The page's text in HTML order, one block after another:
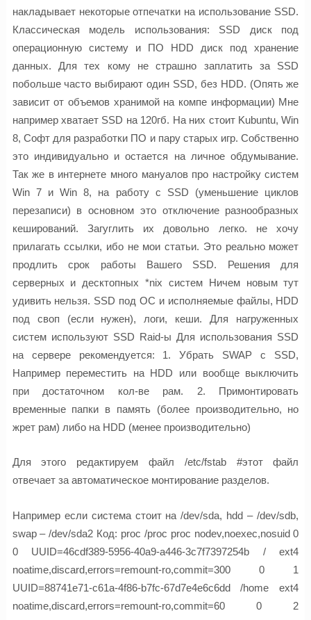
накладывает некоторые отпечатки на использование SSD.
Классическая модель использования: SSD диск под
операционную систему и ПО HDD диск под хранение
данных. Для тех кому не страшно заплатить за SSD
побольше часто выбирают один SSD, без HDD. (Опять же
зависит от объемов хранимой на компе информации) Мне
например хватает SSD на 120гб. На них стоит Kubuntu, Win
8, Софт для разработки ПО и пару старых игр. Собственно
это индивидуально и остается на личное обдумывание.
Так же в интернете много мануалов про настройку систем
Win 7 и Win 8, на работу с SSD (уменьшение циклов
перезаписи) в основном это отключение разнообразных
кеширований. Загуглить их довольно легко. не хочу
прилагать ссылки, ибо не мои статьи. Это реально может
продлить срок работы Вашего SSD. Решения для
серверных и десктопных *nix систем Ничем новым тут
удивить нельзя. SSD под ОС и исполняемые файлы, HDD
под своп (если нужен), логи, кеши. Для нагруженных
систем используют SSD Raid-ы Для использования SSD
на сервере рекомендуется: 1. Убрать SWAP с SSD,
Например переместить на HDD или вообще выключить
при достаточном кол-ве рам. 2. Примонтировать
временные папки в память (более производительно, но
жрет рам) либо на HDD (менее производительно)
Для этого редактируем файл /etc/fstab #этот файл
отвечает за автоматическое монтирование разделов.
Например если система стоит на /dev/sda, hdd – /dev/sdb,
swap – /dev/sda2 Код: proc /proc proc nodev,noexec,nosuid 0
0 UUID=46cdf389-5956-40a9-a446-3c7f7397254b / ext4
noatime,discard,errors=remount-ro,commit=300 0 1
UUID=88741e71-c61a-4f86-b7fc-67d7e4e6c6dd /home ext4
noatime,discard,errors=remount-ro,commit=60 0 2